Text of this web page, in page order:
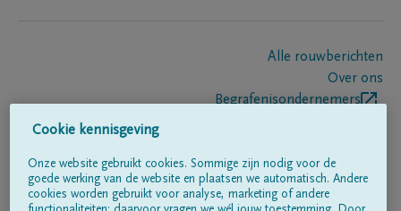
Alle rouwberichten
Over ons
Begrafenisondernemers
Volg ons op
Cookie kennisgeving
Onze website gebruikt cookies. Sommige zijn nodig voor de
goede werking van de website en plaatsen we automatisch. Andere
cookies worden gebruikt voor analyse, marketing of andere